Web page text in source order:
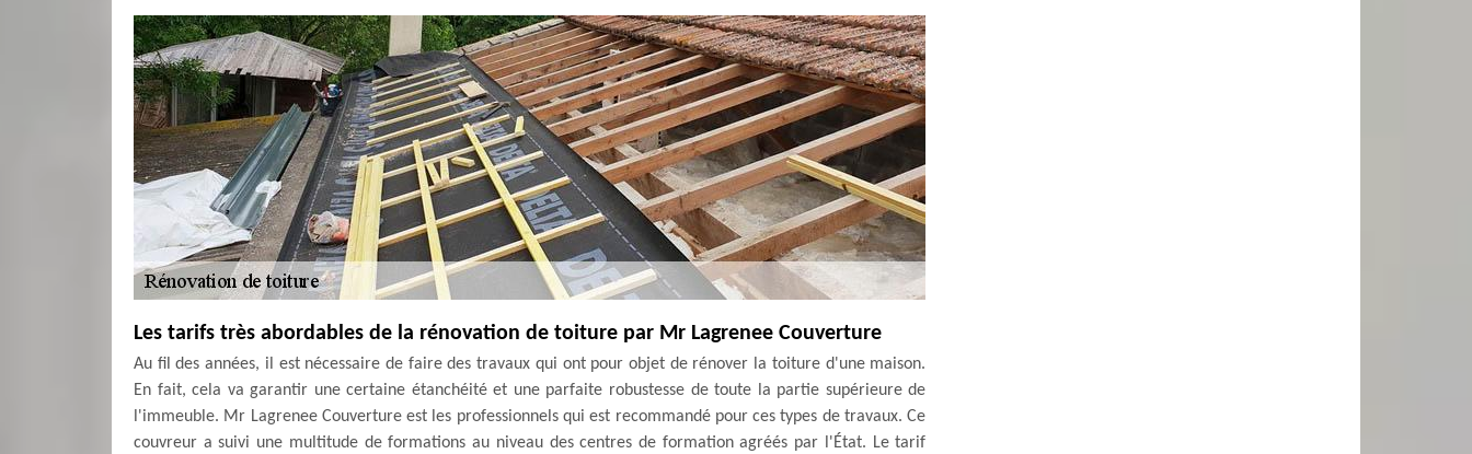
Les tarifs très abordables de la rénovation de toiture par Mr Lagrenee Couverture
Au fil des années, il est nécessaire de faire des travaux qui ont pour objet de rénover la toiture d'une maison.
En fait, cela va garantir une certaine étanchéité et une parfaite robustesse de toute la partie supérieure de
l'immeuble. Mr Lagrenee Couverture est les professionnels qui est recommandé pour ces types de travaux. Ce
couvreur a suivi une multitude de formations au niveau des centres de formation agréés par l'État. Le tarif